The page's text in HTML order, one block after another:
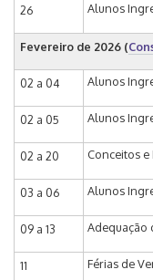
26 Alunos
Fevereiro de 2026 (
02 a 04 Alunos
02 a 05 Alunos
02 a 20 Conceitos e
03 a 06 Alunos
09 a 13 Adequação
11 Férias de